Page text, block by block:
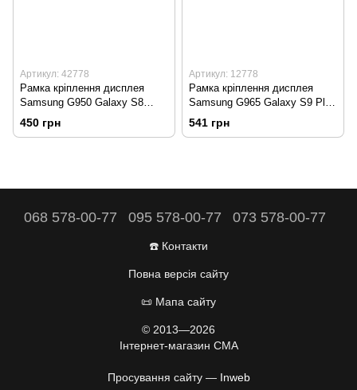
Артикул: 42778
Рамка кріплення дисплея
Samsung G950 Galaxy S8
Orchid Gray Оригінал Б/У
450 грн
Артикул: 12778
Рамка кріплення дисплея
Samsung G965 Galaxy S9 Plus
Midnight Black Оригінал Б/У
541 грн
068 578-00-77 095 578-00-77 073 578-00-77
☎️ Контакти
Повна версія сайту
📜 Мапа сайту
© 2013—2026
Інтернет-магазин CMA
Просування сайту — Inweb